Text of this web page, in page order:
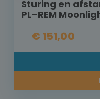
Sturing en
PL-REM
€ 151,00